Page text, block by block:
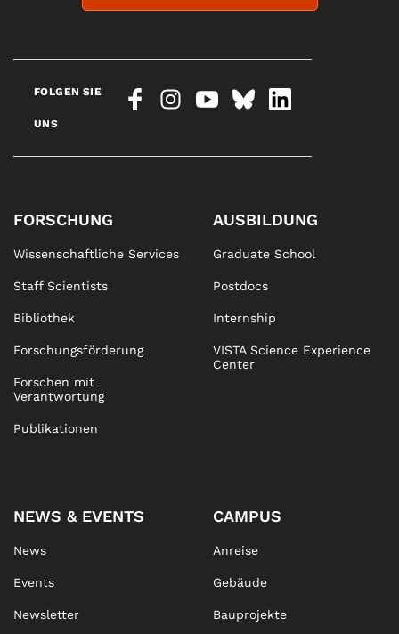
FOLGEN SIE
UNS
FORSCHUNG
Wissenschaftliche Services
Staff Scientists
Bibliothek
Forschungsförderung
Forschen mit
Verantwortung
Publikationen
AUSBILDUNG
Graduate School
Postdocs
Internship
VISTA Science Experience
Center
NEWS & EVENTS
News
Events
Newsletter
CAMPUS
Anreise
Gebäude
Bauprojekte